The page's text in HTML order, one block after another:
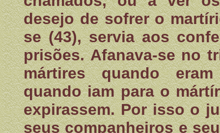
desejo de sofrer o
se (43), servia aos
prisões. Afanava-se no
mártires quando
quando iam para o
expirassem. Por isso o
seus companheiros e